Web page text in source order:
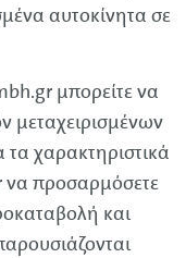
αυτοκίνητα σε
μπορείτε να
μεταχειρισμένων
τα χαρακτηριστικά
να προσαρμόσετε
και